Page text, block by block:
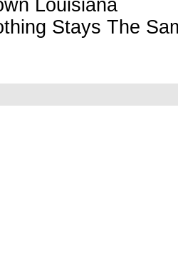
Louisiana
Stays The